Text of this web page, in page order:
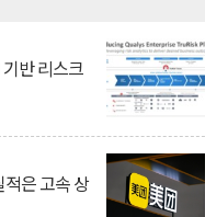
반 리스크
은 고속 상